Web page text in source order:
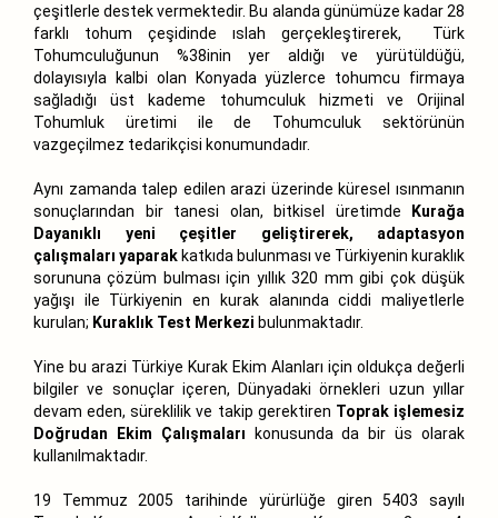
çeşitlerle destek vermektedir. Bu alanda günümüze kadar 28
farklı tohum çeşidinde ıslah gerçekleştirerek, Türk
Tohumculuğunun %38inin yer aldığı ve yürütüldüğü,
dolayısıyla kalbi olan Konyada yüzlerce tohumcu firmaya
sağladığı üst kademe tohumculuk hizmeti ve Orijinal
Tohumluk üretimi ile de Tohumculuk sektörünün
vazgeçilmez tedarikçisi konumundadır.
Aynı zamanda talep edilen arazi üzerinde küresel ısınmanın
sonuçlarından bir tanesi olan, bitkisel üretimde
Kurağa
Dayanıklı yeni çeşitler geliştirerek, adaptasyon
çalışmaları yaparak katkıda bulunması ve Türkiyenin kuraklık
sorununa çözüm bulması için yıllık 320 mm gibi çok düşük
yağışı ile Türkiyenin en kurak alanında ciddi maliyetlerle
kurulan; Kuraklık Test Merkezi bulunmaktadır.
Yine bu arazi Türkiye Kurak Ekim Alanları için oldukça değerli
bilgiler ve sonuçlar içeren, Dünyadaki örnekleri uzun yıllar
devam eden, süreklilik ve takip gerektiren Toprak işlemesiz
Doğrudan Ekim Çalışmaları konusunda da bir üs olarak
kullanılmaktadır.
19 Temmuz 2005 tarihinde yürürlüğe giren 5403 sayılı